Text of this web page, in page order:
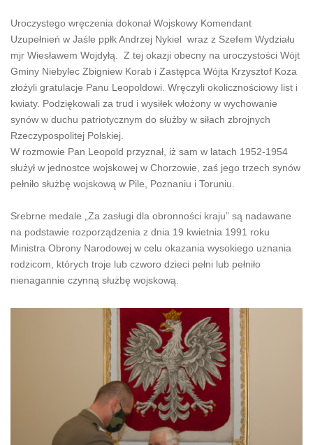
Uroczystego wręczenia dokonał Wojskowy Komendant
Uzupełnień w Jaśle ppłk Andrzej Nykiel wraz z Szefem Wydziału
mjr Wiesławem Wojdyłą. Z tej okazji obecny na uroczystości Wójt
Gminy Niebylec Zbigniew Korab i Zastępca Wójta Krzysztof Koza
złożyli gratulacje Panu Leopoldowi. Wręczyli okolicznościowy list i
kwiaty. Podziękowali za trud i wysiłek włożony w wychowanie
synów w duchu patriotycznym do służby w siłach zbrojnych
Rzeczypospolitej Polskiej.
W rozmowie Pan Leopold przyznał, iż sam w latach 1952-1954
służył w jednostce wojskowej w Chorzowie, zaś jego trzech synów
pełniło służbę wojskową w Pile, Poznaniu i Toruniu.
Srebrne medale „Za zasługi dla obronności kraju” są nadawane
na podstawie rozporządzenia z dnia 19 kwietnia 1991 roku
Ministra Obrony Narodowej w celu okazania wysokiego uznania
rodzicom, których troje lub czworo dzieci pełni lub pełniło
nienagannie czynną służbę wojskową.